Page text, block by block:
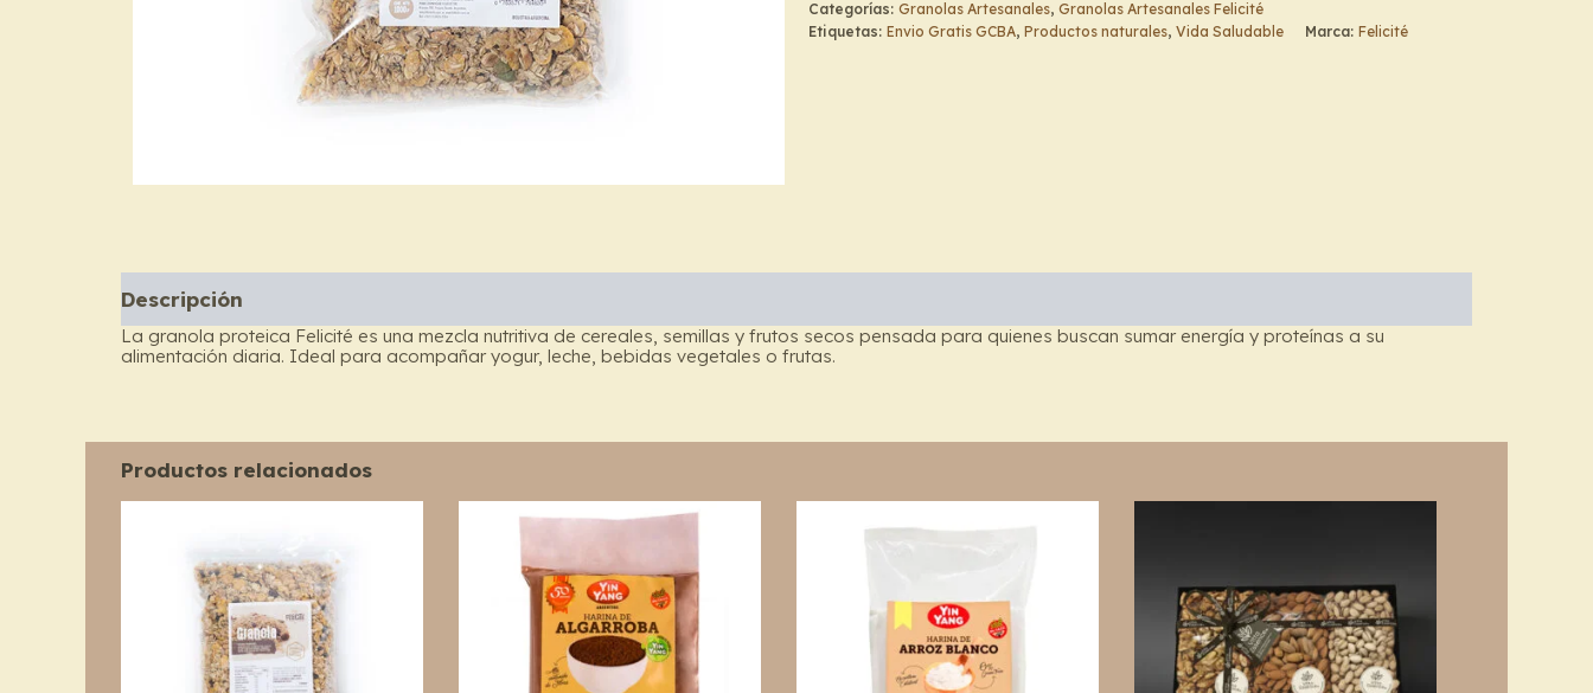
Categorías: Granolas Artesanales, Granolas Artesanales Felicité
Etiquetas: Envio Gratis GCBA, Productos naturales, Vida Saludable Marca: Felicité
Descripción
La granola proteica Felicité es una mezcla nutritiva de cereales, semillas y frutos secos pensada para quienes buscan sumar energía y proteínas a su
alimentación diaria. Ideal para acompañar yogur, leche, bebidas vegetales o frutas.
Productos relacionados